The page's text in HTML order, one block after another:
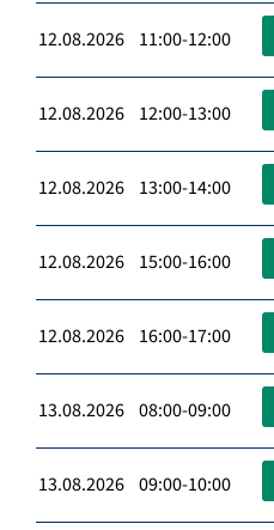
12.08.2026 11:00-12:00
12.08.2026 12:00-13:00
12.08.2026 13:00-14:00
12.08.2026 15:00-16:00
12.08.2026 16:00-17:00
13.08.2026 08:00-09:00
13.08.2026 09:00-10:00